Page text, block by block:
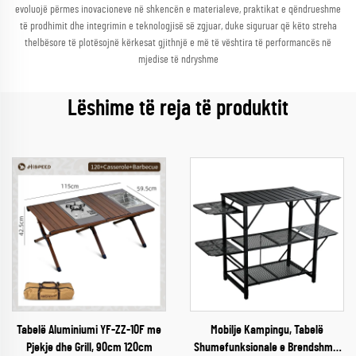
evoluojë përmes inovacioneve në shkencën e materialeve, praktikat e qëndrueshme
të prodhimit dhe integrimin e teknologjisë së zgjuar, duke siguruar që këto streha
thelbësore të plotësojnë kërkesat gjithnjë e më të vështira të performancës në
mjedise të ndryshme
Lëshime të reja të produktit
Tabelë Aluminiumi YF-ZZ-10F me
Pjekje dhe Grill, 90cm 120cm
Mobilje Kampingu, Tabelë
Shumefunksionale e Brendshme,